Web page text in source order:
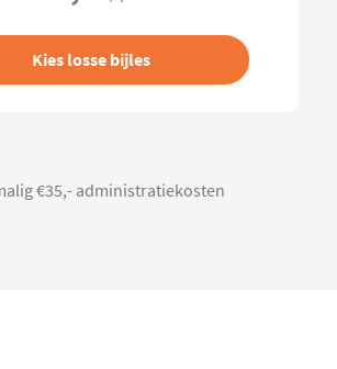
Kies losse bijles
€35,- administratiekosten